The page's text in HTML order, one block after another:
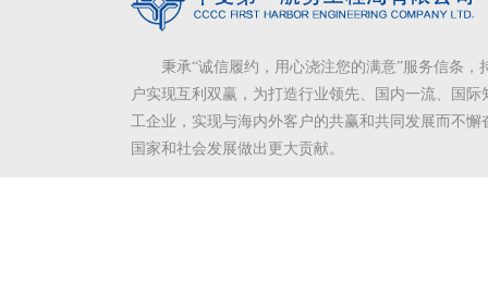
秉承“诚信履约，用心浇注您的满意”服务信条，
户实现互利双赢，为打造行业领先、国内一流、国际
工企业，实现与海内外客户的共赢和共同发展而不懈
国家和社会发展做出更大贡献。